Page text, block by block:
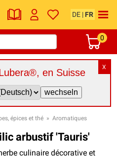
DE | FR
0
X
en Suisse
épices et thé » Aromatiques
arbustif 'Tauris'
culinaire décorative et